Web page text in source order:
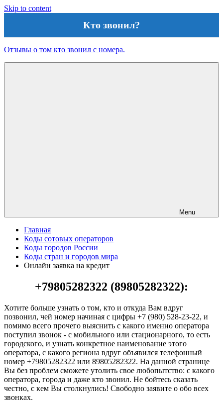
Skip to content
Кто звонил?
Отзывы о том кто звонил с номера.
Menu
Главная
Коды сотовых операторов
Коды городов России
Коды стран и городов мира
Онлайн заявка на кредит
+79805282322 (89805282322):
Хотите больше узнать о том, кто и откуда Вам вдруг
позвонил, чей номер начиная с цифры +7 (980) 528-23-22, и
помимо всего прочего выяснить с какого именно оператора
поступил звонок - с мобильного или стационарного, то есть
городского, и узнать конкретное наименование этого
оператора, с какого региона вдруг объявился телефонный
номер +79805282322 или 89805282322. На данной странице
Вы без проблем сможете утолить свое любопытство: с какого
оператора, города и даже кто звонил. Не бойтесь сказать
честно, с кем Вы столкнулись! Свободно заявите о обо всех
звонках.